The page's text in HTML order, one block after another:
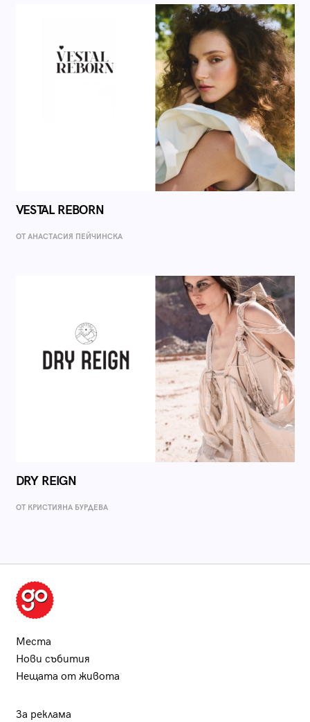
VESTAL REBORN
ОТ AНАСТАСИЯ ПЕЙЧИНСКА
DRY REIGN
ОТ КРИСТИЯНА БУРДЕВА
Места
Нови събития
Нещата от живота
За реклама